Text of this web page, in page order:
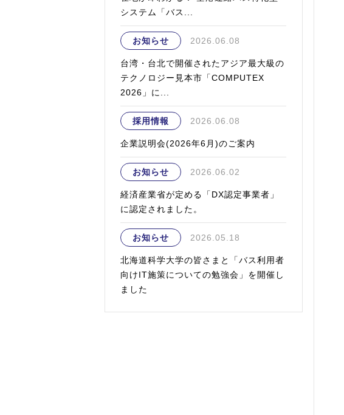
システム「バス...
お知らせ 2026.06.08
台湾・台北で開催されたアジア最大級の
テクノロジー見本市「COMPUTEX
2026」に...
採用情報 2026.06.08
企業説明会(2026年6月)のご案内
お知らせ 2026.06.02
経済産業省が定める「DX認定事業者」
に認定されました。
お知らせ 2026.05.18
北海道科学大学の皆さまと「バス利用者
向けIT施策についての勉強会」を開催し
ました